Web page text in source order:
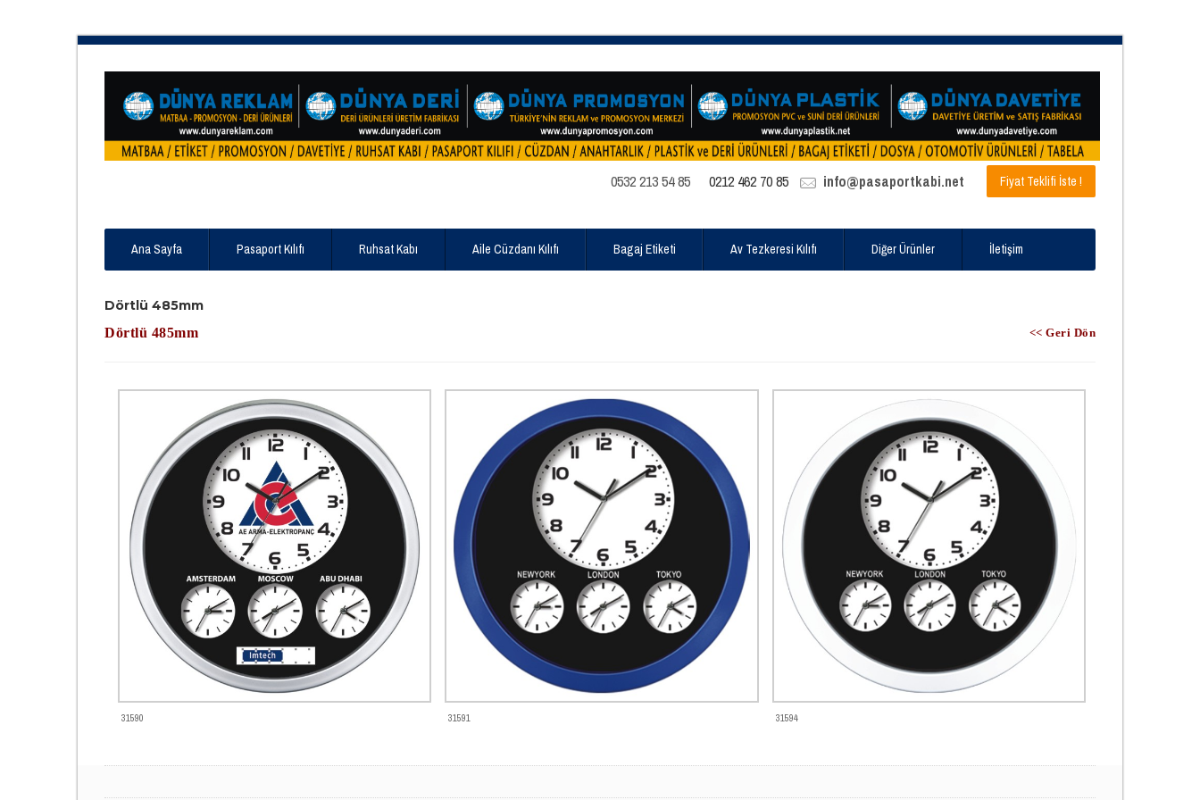
0532 213 54 85 0212 462 70 85 info@pasaportkabi.net Fiyat Teklifi İste !
Ana Sayfa Pasaport Kılıfı Ruhsat Kabı Aile Cüzdanı Kılıfı Bagaj Etiketi Av Tezkeresi Kılıfı Diğer Ürünler İletişim
Dörtlü 485mm
Dörtlü 485mm << Geri Dön
31590 31591 31594